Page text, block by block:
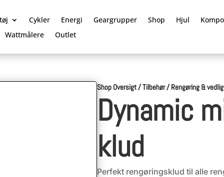
Cykler Energi Geargrupper Shop Hjul
Wattmålere
Outlet
Shop Oversigt /Tilbehør/ Rengøring &
Dynamic
klud
Perfekt rengøringsklud til alle